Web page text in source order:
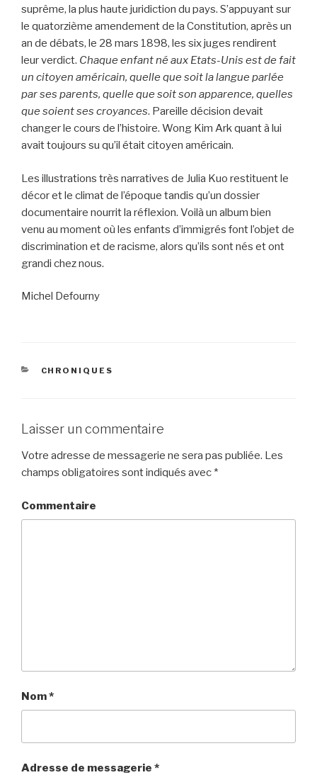
suprême, la plus haute juridiction du pays. S’appuyant sur
le quatorzième amendement de la Constitution, après un
an de débats, le 28 mars 1898, les six juges rendirent
leur verdict. Chaque enfant né aux Etats-Unis est de fait
un citoyen américain, quelle que soit la langue parlée
par ses parents, quelle que soit son apparence, quelles
que soient ses croyances. Pareille décision devait
changer le cours de l’histoire. Wong Kim Ark quant à lui
avait toujours su qu’il était citoyen américain.
Les illustrations très narratives de Julia Kuo restituent le
décor et le climat de l’époque tandis qu’un dossier
documentaire nourrit la réflexion. Voilà un album bien
venu au moment où les enfants d’immigrés font l’objet de
discrimination et de racisme, alors qu’ils sont nés et ont
grandi chez nous.
Michel Defourny
CATÉGORIES
CHRONIQUES
Laisser un commentaire
Votre adresse de messagerie ne sera pas publiée. Les
champs obligatoires sont indiqués avec *
Commentaire
Nom*
Adresse de messagerie *